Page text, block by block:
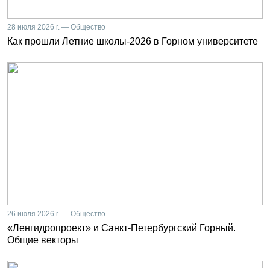
28 июля 2026 г. — Общество
Как прошли Летние школы-2026 в Горном университете
26 июля 2026 г. — Общество
«Ленгидропроект» и Санкт-Петербургский Горный.
Общие векторы